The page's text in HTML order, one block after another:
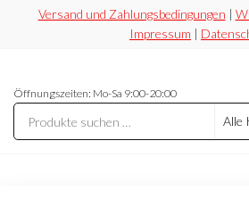
Versand und Zahlungsbedingungen |
Impressum |
Securesoft
Shop
statt
riskieren
Öffnungszeiten: Mo-Sa 9:00-20:00